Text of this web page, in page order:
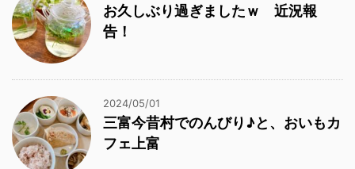
お久しぶり過ぎましたｗ 近況報
告！
2024/05/01
三富今昔村でのんびり♪と、おいもカ
フェ上富